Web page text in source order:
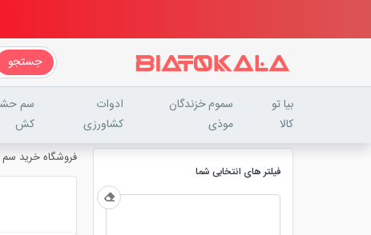
جستجو
بیا تو
کالا
سموم خزندگان
موذی
ادوات
کشاورزی
سم
کش
فروشگاه خرید سم
فیلتر های انتخابی شما